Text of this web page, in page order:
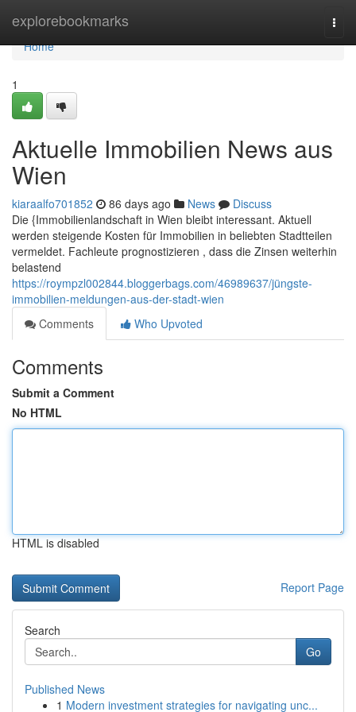
explorebookmarks
Home
Home
1
Aktuelle Immobilien News aus
Wien
kiaraalfo701852 86 days ago News
Discuss
Die {Immobilienlandschaft in Wien bleibt interessant. Aktuell
werden steigende Kosten für Immobilien in beliebten Stadtteilen
vermeldet. Fachleute prognostizieren , dass die Zinsen weiterhin
belastend
https://roympzl002844.bloggerbags.com/46989637/jüngste-
immobilien-meldungen-aus-der-stadt-wien
Comments
Who Upvoted
Comments
Submit a Comment
No HTML
HTML is disabled
Report Page
Search
Go
Published News
1 Modern investment strategies for navigating unc...